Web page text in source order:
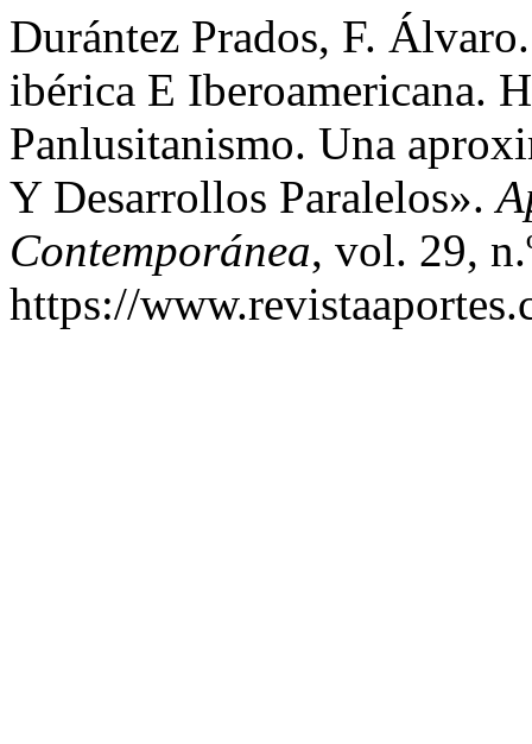
Durántez Prados, F.
ibérica E Iberoamericana.
Panlusitanismo. Una
Y Desarrollos Paralelos».
Contemporánea, vol. 29,
https://